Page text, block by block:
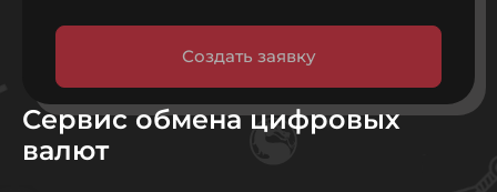
Сервис обмена цифровых
валют
Создать заявку